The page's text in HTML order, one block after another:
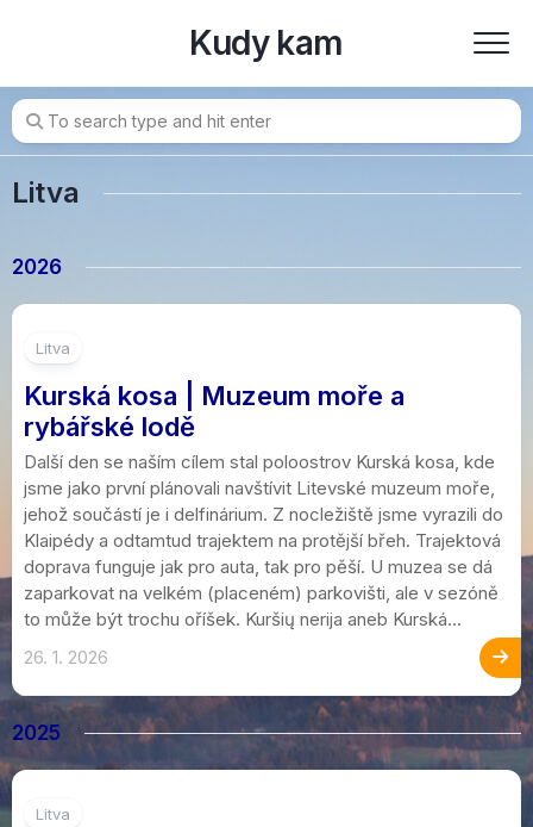
Kudy kam
Litva
2026
Litva
Kurská kosa | Muzeum moře a
rybářské lodě
Další den se naším cílem stal poloostrov Kurská kosa, kde
jsme jako první plánovali navštívit Litevské muzeum moře,
jehož součástí je i delfinárium. Z nocležiště jsme vyrazili do
Klaipédy a odtamtud trajektem na protější břeh. Trajektová
doprava funguje jak pro auta, tak pro pěší. U muzea se dá
zaparkovat na velkém (placeném) parkovišti, ale v sezóně
to může být trochu oříšek. Kuršių nerija aneb Kurská...
26. 1. 2026
2025
Litva